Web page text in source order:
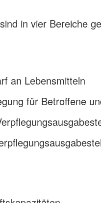
in vier Bereiche
an Lebensmitteln
für Betroffene